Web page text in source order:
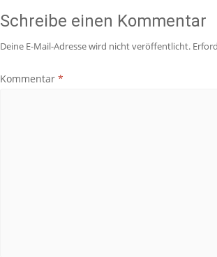
Schreibe einen Kommentar
Deine E-Mail-Adresse wird nicht veröffentlicht.
Kommentar *